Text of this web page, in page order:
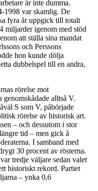
är inte dumma.
1998 var skamlig. De
fyra år uppgick till totalt
miljarder igenom med stöd
att ställa sina mandat
och Perssons
hon kunde dölja
dubbelspel till en andra,
rörelse mot
alltså V.
S som V, påbörjade
rörelse av historisk art.
– och dessutom i stor
tid – men gick å
I samband med
30 procent av rösterna.
tredje väljare sedan valet
historiskt rekord. Partiet
– ynka 0,6